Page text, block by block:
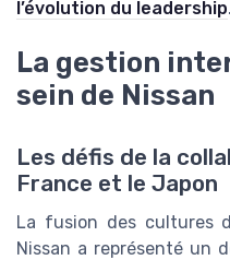
l’évolution du leadership.
La gestion
sein de Nissan
Les défis de la
France et le Japon
La fusion des cultures
Nissan a représenté un